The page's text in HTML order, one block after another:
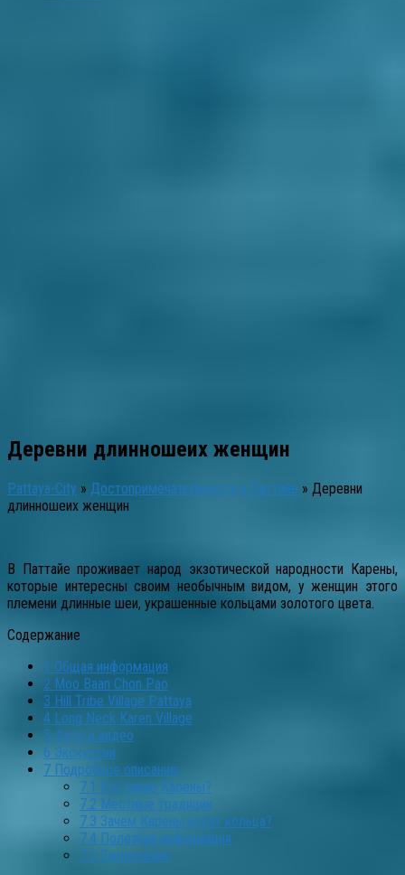
Деревни длинношеих женщин
Pattaya-City » Достопримечательности в Паттайе » Деревни
длинношеих женщин
В Паттайе проживает народ экзотической народности Карены,
которые интересны своим необычным видом, у женщин этого
племени длинные шеи, украшенные кольцами золотого цвета.
Содержание
1 Общая информация
2 Moo Baan Chon Pao
3 Hill Tribe Village Pattaya
4 Long Neck Karen Village
5 Фото и видео
6 Экскурсии
7 Подробное описание:
7.1 Кто такие Карены?
7.2 Местные традиции
7.3 Зачем Карены носят кольца?
7.4 Полезная информация
7.5 Заключение